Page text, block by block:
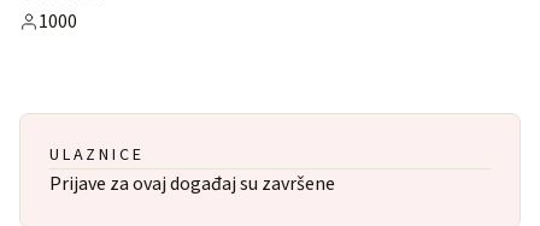
1000
ULAZNICE
Prijave za ovaj događaj su završene